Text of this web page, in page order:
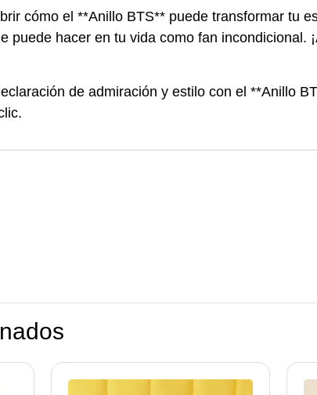
cómo el **Anillo BTS** puede transformar tu
puede hacer en tu vida como fan
de admiración y estilo con el **Anillo